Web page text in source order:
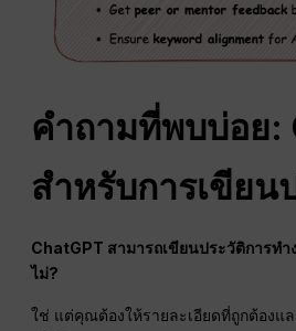
คำถามที่พบบ่อย:
สำหรับการเขียน
ChatGPT สามารถเขียนประวัติการท
ไม่?
ใช่ แต่คุณต้องให้รายละเอียดที่ถูกต้องแ